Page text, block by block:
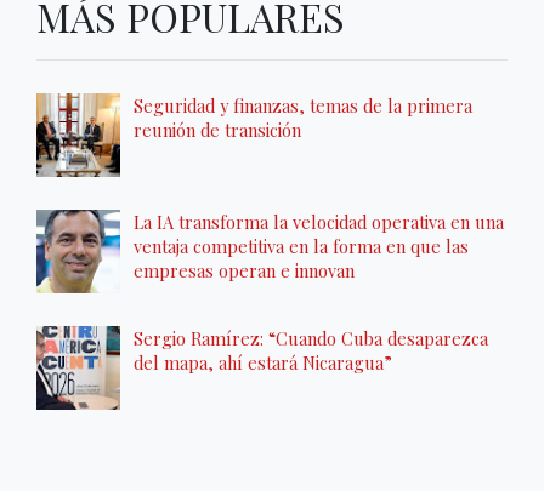
MÁS POPULARES
Seguridad y finanzas, temas de la primera
reunión de transición
La IA transforma la velocidad operativa en una
ventaja competitiva en la forma en que las
empresas operan e innovan
Sergio Ramírez: “Cuando Cuba desaparezca
del mapa, ahí estará Nicaragua”